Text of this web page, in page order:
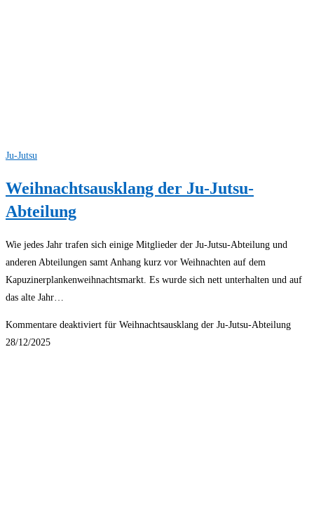
Ju-Jutsu
Weihnachtsausklang der Ju-Jutsu-
Abteilung
Wie jedes Jahr trafen sich einige Mitglieder der Ju-Jutsu-Abteilung und
anderen Abteilungen samt Anhang kurz vor Weihnachten auf dem
Kapuzinerplankenweihnachtsmarkt. Es wurde sich nett unterhalten und auf
das alte Jahr…
Kommentare deaktiviert für Weihnachtsausklang der Ju-Jutsu-Abteilung
28/12/2025